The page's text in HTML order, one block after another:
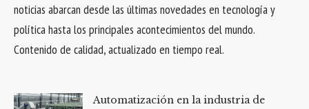
noticias abarcan desde las últimas novedades en tecnología y
política hasta los principales acontecimientos del mundo.
Contenido de calidad, actualizado en tiempo real.
Automatización en la industria de